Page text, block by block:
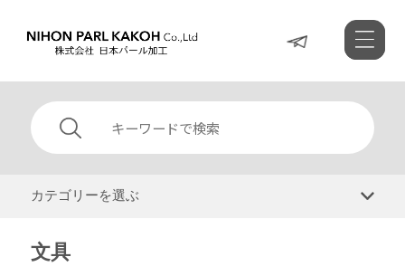
カテゴリーを選ぶ
文具